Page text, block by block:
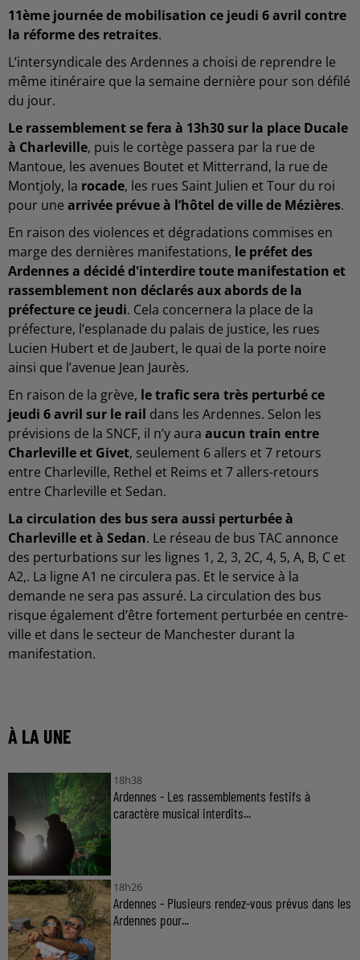
11ème journée de mobilisation ce jeudi 6 avril contre
la réforme des retraites.
L’intersyndicale des Ardennes a choisi de reprendre le
même itinéraire que la semaine dernière pour son défilé
du jour.
Le rassemblement se fera à 13h30 sur la place Ducale
à Charleville, puis le cortège passera par la rue de
Mantoue, les avenues Boutet et Mitterrand, la rue de
Montjoly, la rocade, les rues Saint Julien et Tour du roi
pour une arrivée prévue à l’hôtel de ville de Mézières.
En raison des violences et dégradations commises en
marge des dernières manifestations, le préfet des
Ardennes a décidé d'interdire toute manifestation et
rassemblement non déclarés aux abords de la
préfecture ce jeudi. Cela concernera la place de la
préfecture, l’esplanade du palais de justice, les rues
Lucien Hubert et de Jaubert, le quai de la porte noire
ainsi que l’avenue Jean Jaurès.
En raison de la grève, le trafic sera très perturbé ce
jeudi 6 avril sur le rail dans les Ardennes. Selon les
prévisions de la SNCF, il n’y aura aucun train entre
Charleville et Givet, seulement 6 allers et 7 retours
entre Charleville, Rethel et Reims et 7 allers-retours
entre Charleville et Sedan.
La circulation des bus sera aussi perturbée à
Charleville et à Sedan. Le réseau de bus TAC annonce
des perturbations sur les lignes 1, 2, 3, 2C, 4, 5, A, B, C et
A2,. La ligne A1 ne circulera pas. Et le service à la
demande ne sera pas assuré. La circulation des bus
risque également d’être fortement perturbée en centre-
ville et dans le secteur de Manchester durant la
manifestation.
À LA UNE
18h38
Ardennes - Les rassemblements festifs à
caractère musical interdits...
18h26
Ardennes - Plusieurs rendez-vous prévus dans les
Ardennes pour...